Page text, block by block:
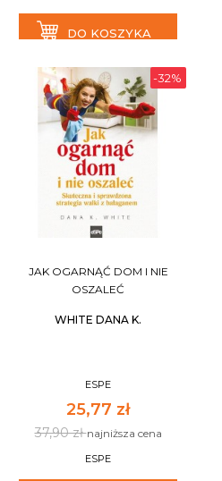
DO KOSZYKA
-32%
JAK OGARNĄĆ DOM I NIE
OSZALEĆ
WHITE DANA K.
ESPE
25,77 zł
37,90 złnajniższa cena
ESPE